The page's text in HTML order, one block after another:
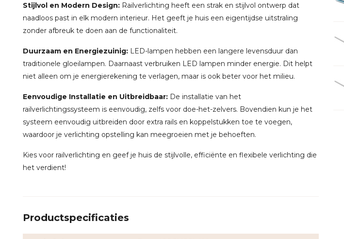
Stijlvol en Modern Design: Railverlichting heeft een strak en stijlvol ontwerp dat
naadloos past in elk modern interieur. Het geeft je huis een eigentijdse uitstraling
zonder afbreuk te doen aan de functionaliteit.
Duurzaam en Energiezuinig: LED-lampen hebben een langere levensduur dan
traditionele gloeilampen. Daarnaast verbruiken LED lampen minder energie. Dit helpt
niet alleen om je energierekening te verlagen, maar is ook beter voor het milieu.
Eenvoudige Installatie en Uitbreidbaar: De installatie van het
railverlichtingssysteem is eenvoudig, zelfs voor doe-het-zelvers. Bovendien kun je het
systeem eenvoudig uitbreiden door extra rails en koppelstukken toe te voegen,
waardoor je verlichting opstelling kan meegroeien met je behoeften.
Kies voor railverlichting en geef je huis de stijlvolle, efficiënte en flexibele verlichting die
het verdient!
Productspecificaties